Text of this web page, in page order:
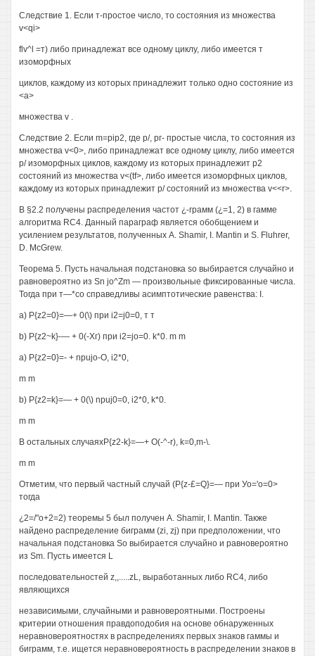
Следствие 1. Если т-простое число, то состояния из множества
v<qi>
flv^l =т) либо принадлежат все одному циклу, либо имеется т
изоморфных
циклов, каждому из которых принадлежит только одно состояние из
<а>
множества v .
Следствие 2. Если m=pip2, где р/, рг- простые числа, то состояния из
множества v<0>, либо принадлежат все одному циклу, либо имеется
р/ изоморфных циклов, каждому из которых принадлежит р2
состояний из множества v<(tf>, либо имеется изоморфных циклов,
каждому из которых принадлежит р/ состояний из множества v<<r>.
В §2.2 получены распределения частот ¿-грамм (¿=1, 2) в гамме
алгоритма RC4. Данный параграф является обобщением и
усилением результатов, полученных A. Shamir, I. Mantin и S. Fluhrer,
D. McGrew.
Теорема 5. Пусть начальная подстановка so выбирается случайно и
равновероятно из Sn jo^Zm — произвольные фиксированные числа.
Тогда при т—*со справедливы асимптотические равенства: I.
a) P{z2=0}=—+ 0(\) при i2=j0=0, т т
b) P{z2~k}-— + 0(-Хг) при i2=jo=0. k*0. m m
a) P{z2=0}=- + npujo-O, i2*0,
m m
b) P{z2=k}=— + 0(\) npuj0=0, i2*0, k*0.
m m
В остальных случаяхP{z2-k}=—+ O(-^-r), k=0,m-\.
m m
Отметим, что первый частный случай (P{z-£=Q}=— при Уо='о=0>
тогда
¿2=/"о+2=2) теоремы 5 был получен A. Shamir, I. Mantin. Также
найдено распределение биграмм (zi, zj) при предположении, что
начальная подстановка So выбирается случайно и равновероятно
из Sm. Пусть имеется L
последовательностей z,,.....zL, выработанных либо RC4, либо
являющихся
независимыми, случайными и равновероятными. Построены
критерии отношения правдоподобия на основе обнаруженных
неравновероятностях в распределениях первых знаков гаммы и
биграмм, т.е. ищется неравновероятность в распределении знаков в